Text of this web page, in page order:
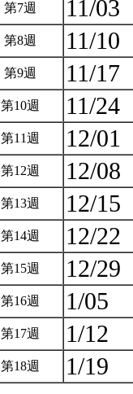
第7週 11/03
第8週 11/10
第9週 11/17
第10週 11/24
第11週 12/01
第12週 12/08
第13週 12/15
第14週 12/22
第15週 12/29
第16週 1/05
第17週 1/12
第18週 1/19